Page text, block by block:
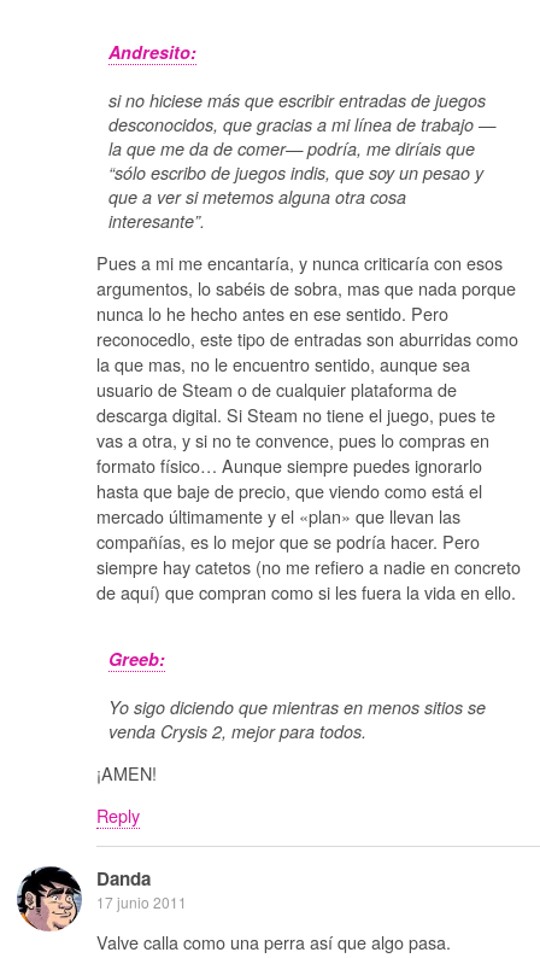
Andresito:
si no hiciese más que escribir entradas de juegos
desconocidos, que gracias a mi línea de trabajo —
la que me da de comer— podría, me diríais que
“sólo escribo de juegos indis, que soy un pesao y
que a ver si metemos alguna otra cosa
interesante”.
Pues a mi me encantaría, y nunca criticaría con esos
argumentos, lo sabéis de sobra, mas que nada porque
nunca lo he hecho antes en ese sentido. Pero
reconocedlo, este tipo de entradas son aburridas como
la que mas, no le encuentro sentido, aunque sea
usuario de Steam o de cualquier plataforma de
descarga digital. Si Steam no tiene el juego, pues te
vas a otra, y si no te convence, pues lo compras en
formato físico… Aunque siempre puedes ignorarlo
hasta que baje de precio, que viendo como está el
mercado últimamente y el «plan» que llevan las
compañías, es lo mejor que se podría hacer. Pero
siempre hay catetos (no me refiero a nadie en concreto
de aquí) que compran como si les fuera la vida en ello.
Greeb:
Yo sigo diciendo que mientras en menos sitios se
venda Crysis 2, mejor para todos.
¡AMEN!
Reply
Danda
17 junio 2011
Valve calla como una perra así que algo pasa.